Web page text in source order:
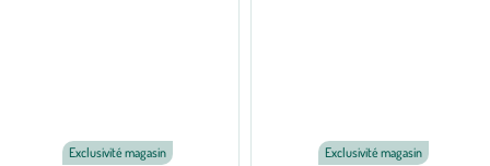
Exclusivité magasin Exclusivité magasin